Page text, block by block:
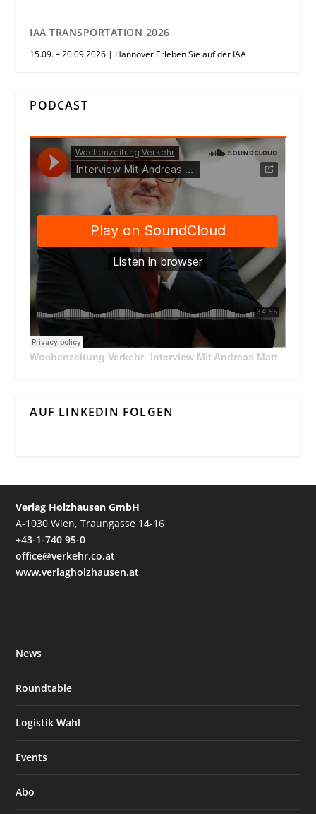
IAA TRANSPORTATION 2026
15.09. – 20.09.2026 | Hannover Erleben Sie auf der IAA
PODCAST
Wochenzeitung Verkehr · Interview Mit Andreas Matthä, CEO der ÖBB Holding
AUF LINKEDIN FOLGEN
Verlag Holzhausen GmbH
A-1030 Wien, Traungasse 14-16
+43-1-740 95-0
office@verkehr.co.at
www.verlagholzhausen.at
News
Roundtable
Logistik Wahl
Events
Abo